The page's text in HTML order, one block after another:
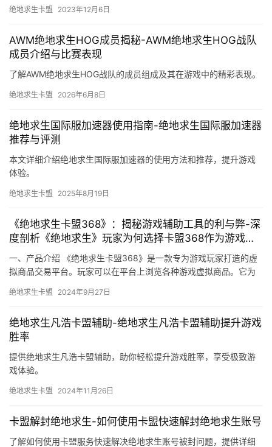
绝地求生卡盟 2023年12月6日
AWM绝地求生HOG成员揭秘-AWM绝地求生HOG战队
成员介绍与比赛表现
了解AWM绝地求生HOG战队的成员组成及其在游戏中的精彩表现。
绝地求生卡盟 2026年6月8日
绝地求生国际服加速器使用指南-绝地求生国际服加速器
推荐与评测
本文详细介绍绝地求生国际服加速器的使用方法和推荐，提升游戏
体验。
绝地求生卡盟 2025年8月19日
《绝地求生卡盟368》：揭秘游戏辅助工具的利与弊-深
度剖析《绝地求生》玩家为何选择卡盟368作为游戏辅
一、产品介绍 《绝地求生卡盟368》是一款专为游戏玩家打造的虚
拟商品交易平台。玩家可以在平台上浏览各种游戏虚拟商品。它为
绝地求生卡盟 2024年9月27日
绝地求生凡浩卡盟辅助-绝地求生凡浩卡盟辅助提升游戏
胜率
提供绝地求生凡浩卡盟辅助，助你轻松提升游戏胜率，享受极致游
戏体验。
绝地求生卡盟 2024年11月26日
卡盟解封绝地求生-如何使用卡盟快速解封绝地求生账号
了解如何使用卡盟服务快速解决绝地求生账号被封问题，提供详细